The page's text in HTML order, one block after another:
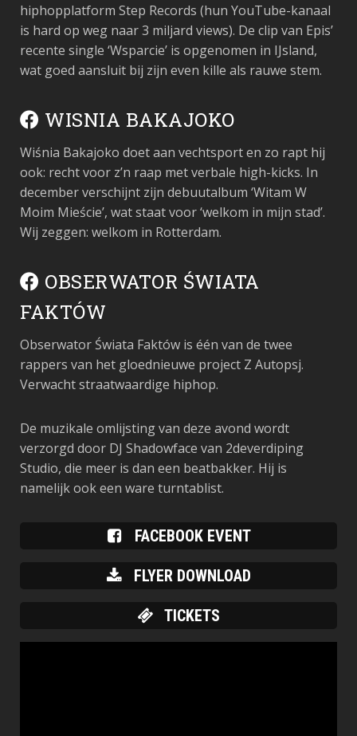
hiphopplatform Step Records (hun YouTube-kanaal
is hard op weg naar 3 miljard views). De clip van Epis’
recente single ‘Wsparcie’ is opgenomen in IJsland,
wat goed aansluit bij zijn even kille als rauwe stem.
WISNIA BAKAJOKO
Wiśnia Bakajoko doet aan vechtsport en zo rapt hij
ook: recht voor z’n raap met verbale high-kicks. In
december verschijnt zijn debuutalbum ‘Witam W
Moim Mieście’, wat staat voor ‘welkom in mijn stad’.
Wij zeggen: welkom in Rotterdam.
OBSERWATOR ŚWIATA
FAKTÓW
Obserwator Świata Faktów is één van de twee
rappers van het gloednieuwe project Z Autopsj.
Verwacht straatwaardige hiphop.
De muzikale omlijsting van deze avond wordt
verzorgd door DJ Shadowface van 2deverdiping
Studio, die meer is dan een beatbakker. Hij is
namelijk ook een ware turntablist.
FACEBOOK EVENT
FLYER DOWNLOAD
TICKETS